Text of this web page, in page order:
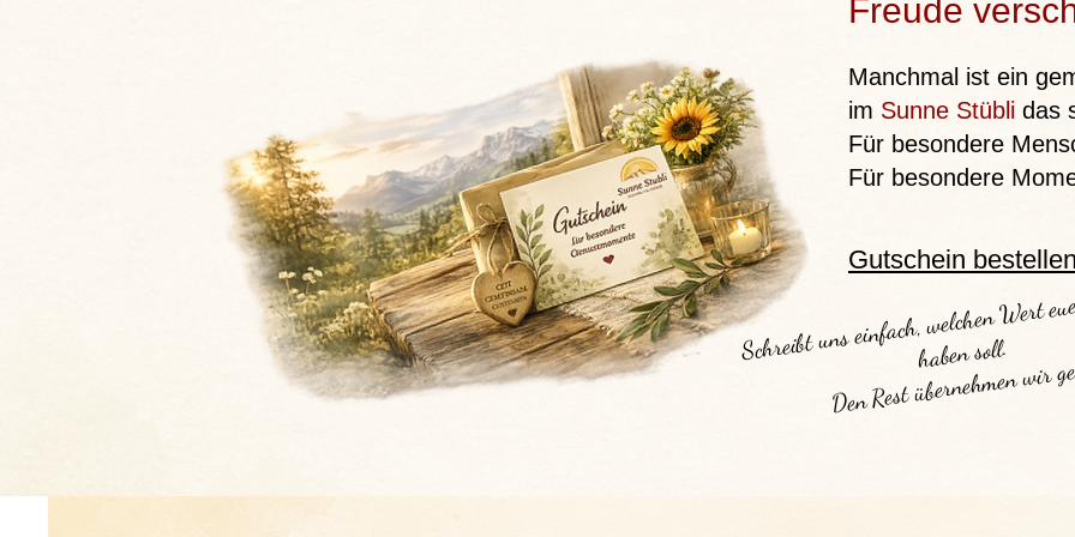
Freude
Manchmal ist ein
im Sunne Stübli das
Für besondere
Für besondere
Gutschein
Schreibt uns einfach,
Wert euerhaben soll.
Den Rest übernehmen wir